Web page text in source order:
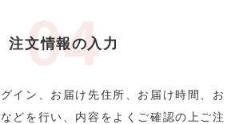
注文情報の入力
イン、お届け先住所、お届け時間、お
どを行い、内容をよくご確認の上ご注